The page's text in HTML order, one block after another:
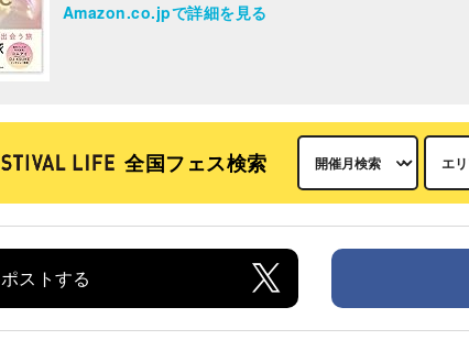
Amazon.co.jpで詳細を見る
全国フェス検索
ポストする